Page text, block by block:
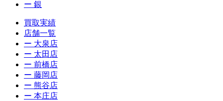
ー 銀
買取実績
店舗一覧
ー 大泉店
ー 太田店
ー 前橋店
ー 藤岡店
ー 熊谷店
ー 本庄店